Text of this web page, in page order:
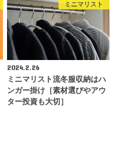
ミニマリスト
2024.2.26
ミニマリスト流冬服収納はハ
ンガー掛け［素材選びやアウ
ター投資も大切］